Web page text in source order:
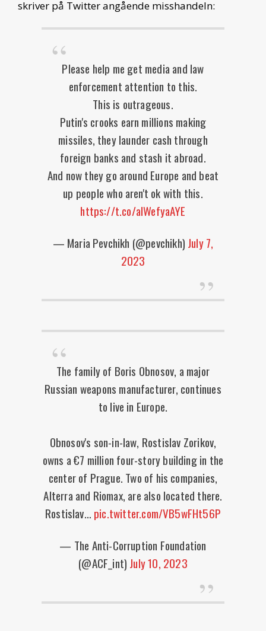
skriver på Twitter angående misshandeln:
Please help me get media and law
enforcement attention to this.
This is outrageous.
Putin's crooks earn millions making
missiles, they launder cash through
foreign banks and stash it abroad.
And now they go around Europe and beat
up people who aren't ok with this.
https://t.co/alWefyaAYE
— Maria Pevchikh (@pevchikh) July 7,
2023
The family of Boris Obnosov, a major
Russian weapons manufacturer, continues
to live in Europe.
Obnosov's son-in-law, Rostislav Zorikov,
owns a €7 million four-story building in the
center of Prague. Two of his companies,
Alterra and Riomax, are also located there.
Rostislav… pic.twitter.com/VB5wFHt56P
— The Anti-Corruption Foundation
(@ACF_int) July 10, 2023